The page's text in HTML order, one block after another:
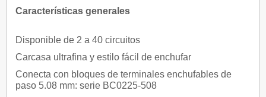
Características generales
Disponible de 2 a 40 circuitos
Carcasa ultrafina y estilo fácil de enchufar
Conecta con bloques de terminales enchufables de
paso 5.08 mm: serie BC0225-508